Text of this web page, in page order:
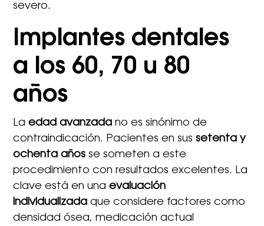
severo.
Implantes dentales
a los 60, 70 u 80
años
Laedad avanzada no es sinónimo de
contraindicación. Pacientes en sussetenta y
ochenta años se someten a este
procedimiento con resultados excelentes. La
clave está en unaevaluación
individualizada que considere factores como
densidad ósea, medicación actual